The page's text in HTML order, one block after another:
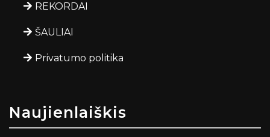
REKORDAI
ŠAULIAI
Privatumo politika
Naujienlaiškis